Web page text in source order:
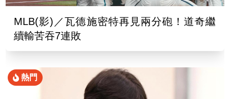
MLB(影)／瓦德施密特再見兩分砲！道奇繼
續輸苦吞7連敗
熱門